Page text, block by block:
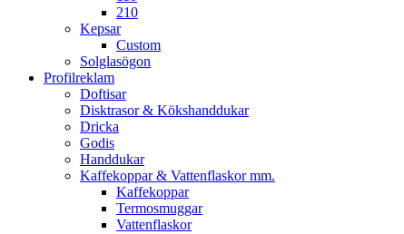
210
Kepsar
Custom
Solglasögon
Profilreklam
Doftisar
Disktrasor & Kökshanddukar
Dricka
Godis
Handdukar
Kaffekoppar & Vattenflaskor mm.
Kaffekoppar
Termosmuggar
Vattenflaskor